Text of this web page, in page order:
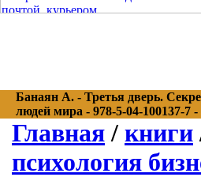
Банаян А. - Третья дверь.
людей мира - 978-5-04-100137-7 -
Главная / книги
психология